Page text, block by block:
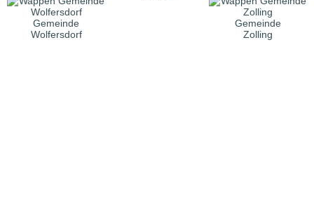
Gemeinde
Wolfersdorf
Gemeinde
Zolling